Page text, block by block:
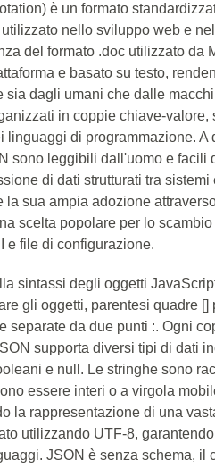
è un formato
nello sviluppo web e
del formato .doc utilizzato da
e basato su testo,
dagli umani che dalle
in coppie chiave-valore,
di programmazione. A
sono leggibili dall'uomo e facili
di dati strutturati tra sistemi
la sua ampia adozione
scelta popolare per lo
e file di configurazione.
sintassi degli oggetti
gli oggetti, parentesi quadre []
separate da due punti :. Ogni
supporta diversi tipi di dati
e null. Le stringhe sono
essere interi o a virgola
la rappresentazione di una
utilizzando UTF-8,
JSON è senza schema, il